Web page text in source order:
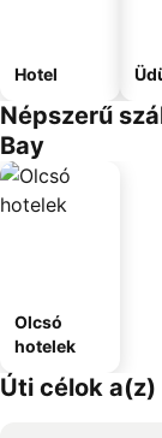
Hotel
Népszerű
Bay
Olcsó
hotelek
Úti célok